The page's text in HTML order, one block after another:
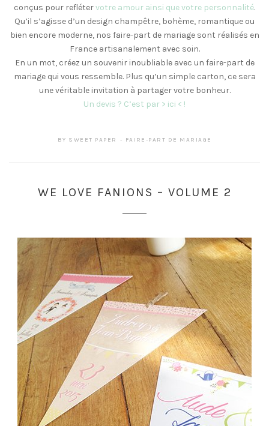
conçus pour reflétervotre amour ainsi que votre personnalité.
Qu’il s’agisse d’un design champêtre, bohème, romantique ou
bien encore moderne, nos faire-part de mariage sont réalisés en
France artisanalement avec soin.
En un mot, créez un souvenir inoubliable avec un faire-part de
mariage qui vous ressemble. Plus qu’un simple carton, ce sera
une véritable invitation à partager votre bonheur.
Un devis ? C’est par > ici < !
BY SWEET PAPER FAIRE-PART DE MARIAGE
WE LOVE FANIONS – VOLUME 2